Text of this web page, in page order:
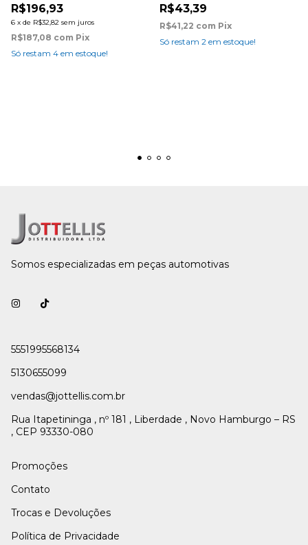
R$196,93
6 x de R$32,82 sem juros
R$187,08 com Pix
Só restam 4 em estoque!
R$43,39
R$41,22 com Pix
Só restam 2 em estoque!
Somos especializadas em peças automotivas
5551995568134
5130655099
vendas@jottellis.com.br
Rua Itapetininga , nº 181 , Liberdade , Novo Hamburgo – RS
, CEP 93330-080
Promoções
Contato
Trocas e Devoluções
Política de Privacidade